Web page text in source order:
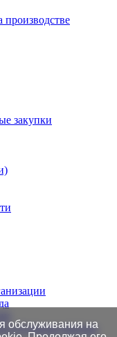
производстве
закупки
в Едином портале
обслуживания на